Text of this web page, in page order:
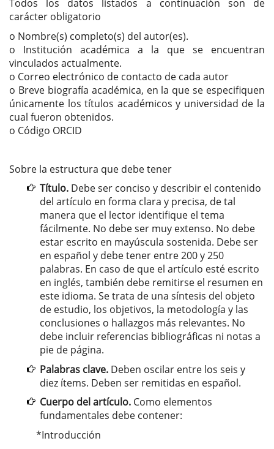
Todos los datos listados a continuación son de
carácter obligatorio
o Nombre(s) completo(s) del autor(es).
o Institución académica a la que se encuentran
vinculados actualmente.
o Correo electrónico de contacto de cada autor
o Breve biografía académica, en la que se especifiquen
únicamente los títulos académicos y universidad de la
cual fueron obtenidos.
o Código ORCID
Sobre la estructura que debe tener
Título. Debe ser conciso y describir el contenido
del artículo en forma clara y precisa, de tal
manera que el lector identifique el tema
fácilmente. No debe ser muy extenso. No debe
estar escrito en mayúscula sostenida. Debe ser
en español y debe tener entre 200 y 250
palabras. En caso de que el artículo esté escrito
en inglés, también debe remitirse el resumen en
este idioma. Se trata de una síntesis del objeto
de estudio, los objetivos, la metodología y las
conclusiones o hallazgos más relevantes. No
debe incluir referencias bibliográficas ni notas a
pie de página.
Palabras clave. Deben oscilar entre los seis y
diez ítems. Deben ser remitidas en español.
Cuerpo del artículo. Como elementos
fundamentales debe contener:
*Introducción